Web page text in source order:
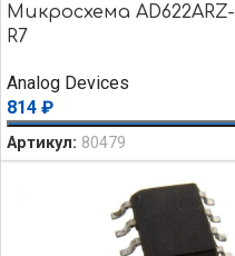
Микросхема AD622ARZ-
R7
Analog Devices
814 ₽
Артикул: 80479